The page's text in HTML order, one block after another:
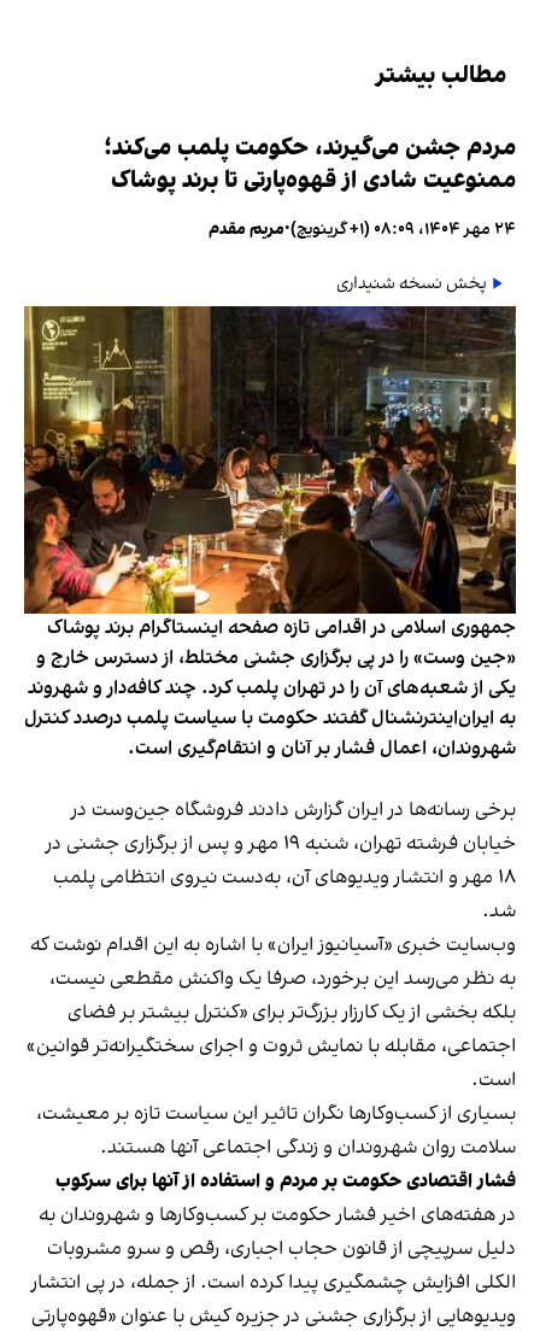
مطالب بیشتر
مردم جشن می‌گیرند، حکومت پلمب می‌کند؛
ممنوعیت شادی از قهوه‌پارتی تا برند پوشاک
۲۴ مهر ۱۴۰۴، ۰۸:۰۹ (‎+۱ گرینویچ) •مریم مقدم
پخش نسخه شنیداری
جمهوری اسلامی در اقدامی تازه صفحه اینستاگرام برند پوشاک
«جین وست» را در پی برگزاری جشنی مختلط، از دسترس خارج و
یکی از شعبه‌های آن را در تهران پلمب کرد. چند کافه‌‌دار و شهروند
به ایران‌اینترنشنال گفتند حکومت با سیاست پلمب درصدد کنترل
شهروندان، اعمال فشار بر آنان و انتقام‌گیری است.
برخی رسانه‌ها در ایران گزارش دادند فروشگاه جین‌وست در
خیابان فرشته تهران، شنبه ۱۹ مهر و پس از برگزاری جشنی در
۱۸ مهر و انتشار ویدیوهای آن، به‌دست نیروی انتظامی پلمب
شد.
وب‌سایت خبری «آسیانیوز ایران» با اشاره به این اقدام نوشت که
به نظر می‌رسد این برخورد، صرفا یک واکنش مقطعی نیست،
بلکه بخشی از یک کارزار بزرگ‌تر برای «کنترل بیشتر بر فضای
اجتماعی، مقابله با نمایش ثروت و اجرای سختگیرانه‌تر قوانین»
است.
بسیاری از کسب‌وکارها نگران تاثیر این سیاست‌ تازه بر معیشت،
سلامت روان شهروندان و زندگی اجتماعی آنها هستند.
فشار اقتصادی حکومت بر مردم و استفاده از آنها برای سرکوب
در هفته‌های اخیر فشار حکومت بر کسب‌وکارها و شهروندان به
دلیل سرپیچی از قانون حجاب اجباری، رقص و سرو مشروبات
الکلی افزایش چشمگیری پیدا کرده است. از جمله، در پی انتشار
ویدیوهایی از برگزاری جشنی در جزیره کیش با عنوان «قهوه‌پارتی